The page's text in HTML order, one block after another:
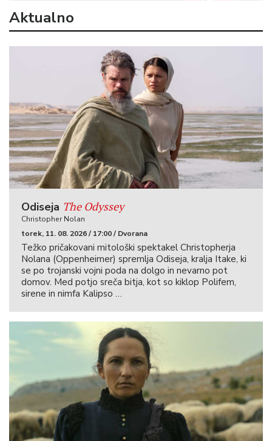
Aktualno
Odiseja The Odyssey
Christopher Nolan
torek, 11. 08. 2026 / 17:00 / Dvorana
Težko pričakovani mitološki spektakel Christopherja
Nolana (Oppenheimer) spremlja Odiseja, kralja Itake, ki
se po trojanski vojni poda na dolgo in nevarno pot
domov. Med potjo sreča bitja, kot so kiklop Polifem,
sirene in nimfa Kalipso …